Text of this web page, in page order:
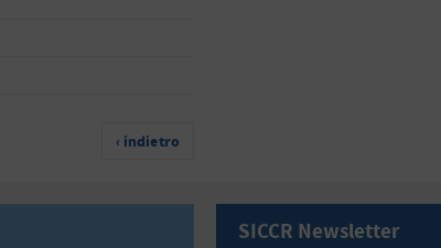
‹ indietro
SICCR Newsletter